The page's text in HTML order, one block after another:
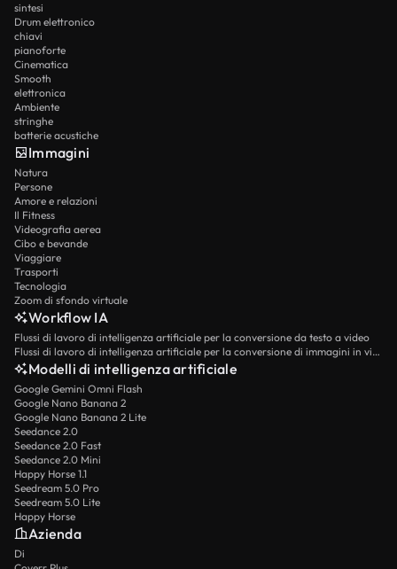
sintesi
Drum elettronico
chiavi
pianoforte
Cinematica
Smooth
elettronica
Ambiente
stringhe
batterie acustiche
Immagini
Natura
Persone
Amore e relazioni
Il Fitness
Videografia aerea
Cibo e bevande
Viaggiare
Trasporti
Tecnologia
Zoom di sfondo virtuale
Workflow IA
Flussi di lavoro di intelligenza artificiale per la conversione da testo a video
Flussi di lavoro di intelligenza artificiale per la conversione di immagini in video
Modelli di intelligenza artificiale
Google Gemini Omni Flash
Google Nano Banana 2
Google Nano Banana 2 Lite
Seedance 2.0
Seedance 2.0 Fast
Seedance 2.0 Mini
Happy Horse 1.1
Seedream 5.0 Pro
Seedream 5.0 Lite
Happy Horse
Azienda
Di